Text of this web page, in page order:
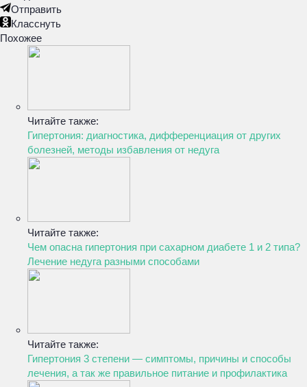
Отправить
Класснуть
Похожее
Читайте также:
Гипертония: диагностика, дифференциация от других
болезней, методы избавления от недуга
Читайте также:
Чем опасна гипертония при сахарном диабете 1 и 2 типа?
Лечение недуга разными способами
Читайте также:
Гипертония 3 степени — симптомы, причины и способы
лечения, а так же правильное питание и профилактика